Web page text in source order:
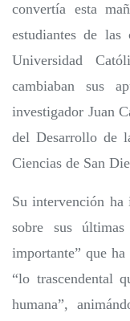
convertía esta
estudiantes de
Universidad
cambiaban sus
investigador Juan
del Desarrollo de
Ciencias de San
Su intervención ha
sobre sus
importante” que
“lo trascendental
humana”,